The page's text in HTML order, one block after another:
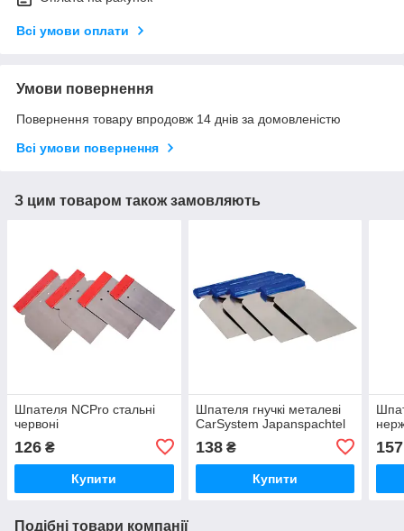
Всі умови оплати
Умови повернення
Повернення товару впродовж 14 днів за домовленістю
Всі умови повернення
З цим товаром також замовляють
Шпателя NCPro стальні
червоні
126 ₴
Купити
Шпателя гнучкі металеві
CarSystem Japanspachtel
138₴
Купити
157
Подібні товари компанії